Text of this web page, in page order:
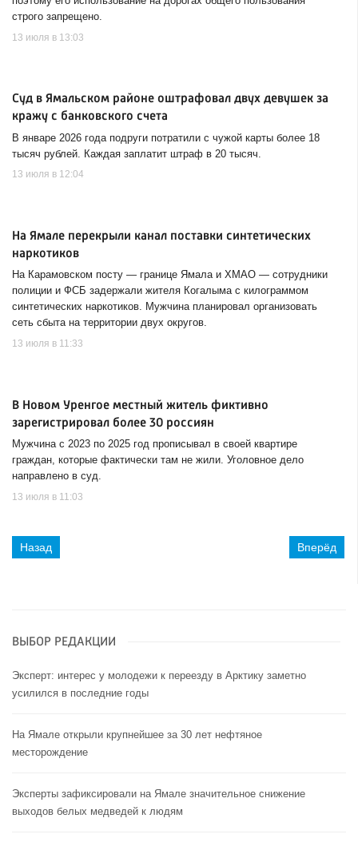
строго запрещено.
13 июля в 13:03
Суд в Ямальском районе оштрафовал двух девушек за
кражу с банковского счета
В январе 2026 года подруги потратили с чужой карты более 18
тысяч рублей. Каждая заплатит штраф в 20 тысяч.
13 июля в 12:04
На Ямале перекрыли канал поставки синтетических
наркотиков
На Карамовском посту — границе Ямала и ХМАО — сотрудники
полиции и ФСБ задержали жителя Когалыма с килограммом
синтетических наркотиков. Мужчина планировал организовать
сеть сбыта на территории двух округов.
13 июля в 11:33
В Новом Уренгое местный житель фиктивно
зарегистрировал более 30 россиян
Мужчина с 2023 по 2025 год прописывал в своей квартире
граждан, которые фактически там не жили. Уголовное дело
направлено в суд.
13 июля в 11:03
Назад Вперёд
ВЫБОР РЕДАКЦИИ
Эксперт: интерес у молодежи к переезду в Арктику заметно
усилился в последние годы
На Ямале открыли крупнейшее за 30 лет нефтяное
месторождение
Эксперты зафиксировали на Ямале значительное снижение
выходов белых медведей к людям